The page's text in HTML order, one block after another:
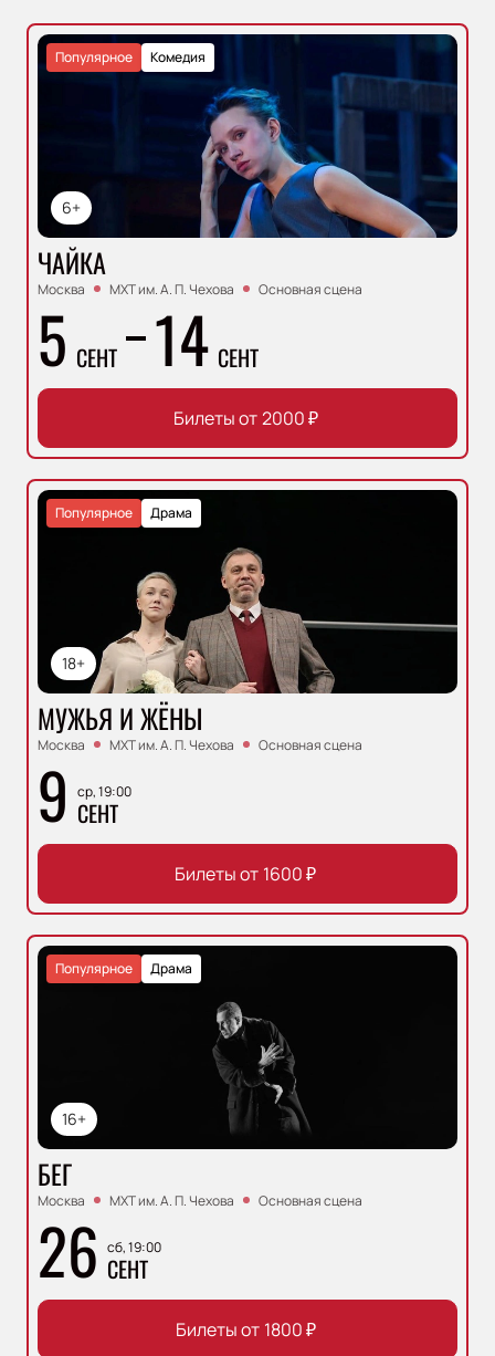
6+
Комедия
Популярное
ЧАЙКА
Москва МХТ им. А. П. Чехова Основная сцена
5 СЕНТ 14 СЕНТ
Билеты от 2000₽
18+
Драма
Популярное
МУЖЬЯ И ЖЁНЫ
Москва МХТ им. А. П. Чехова Основная сцена
9 ср, 19:00
СЕНТ
Билеты от 1600₽
16+
Драма
Популярное
БЕГ
Москва МХТ им. А. П. Чехова Основная сцена
26 сб, 19:00
СЕНТ
Билеты от 1800₽